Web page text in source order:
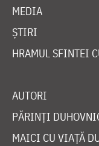
MEDIA
ȘTIRI
HRAMUL SFINTEI
AUTORI
PĂRINȚI
MAICI CU VIAȚĂ